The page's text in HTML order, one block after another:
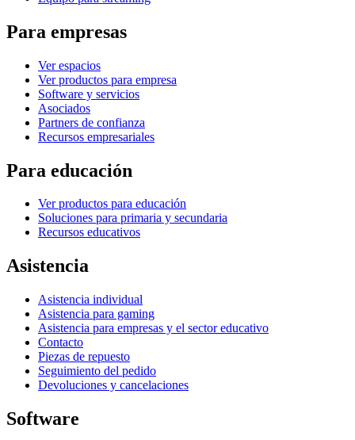
Para empresas
Ver espacios
Ver productos para empresa
Software y servicios
Asociados
Partners de confianza
Recursos empresariales
Para educación
Ver productos para educación
Soluciones para primaria y secundaria
Recursos educativos
Asistencia
Asistencia individual
Asistencia para gaming
Asistencia para empresas y el sector educativo
Contacto
Piezas de repuesto
Seguimiento del pedido
Devoluciones y cancelaciones
Software